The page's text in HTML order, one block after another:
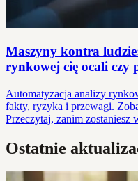
Maszyny kontra
rynkowej cię ocali czy
Automatyzacja analizy
fakty, ryzyka i przewagi.
Przeczytaj, zanim zostaniesz
Ostatnie